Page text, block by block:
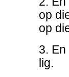
op
op
3.
lig.